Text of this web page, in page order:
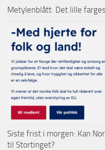
Metylenblått: Det lille
Siste frist i morgen: Kan
til Stortinget?